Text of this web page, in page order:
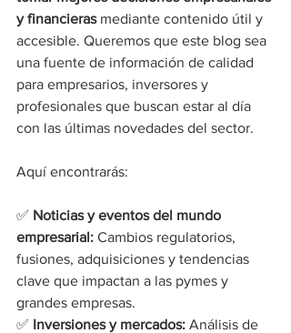
y financieras mediante contenido útil y
accesible. Queremos que este blog sea
una fuente de información de calidad
para empresarios, inversores y
profesionales que buscan estar al día
con las últimas novedades del sector.
Aquí encontrarás:
✅ Noticias y eventos del mundo
empresarial: Cambios regulatorios,
fusiones, adquisiciones y tendencias
clave que impactan a las pymes y
grandes empresas.
✅ Inversiones y mercados: Análisis de